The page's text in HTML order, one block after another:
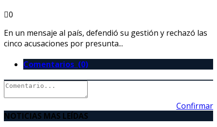
0
En un mensaje al país, defendió su gestión y rechazó las
cinco acusaciones por presunta...
Comentarios (0)
Confirmar
NOTICIAS MAS LEÍDAS